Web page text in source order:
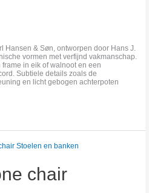
Hansen & Søn, ontworpen door Hans J.
vormen met verfijnd vakmanschap.
in eik of walnoot en een
Subtiele details zoals de
en licht gebogen achterpoten
chair